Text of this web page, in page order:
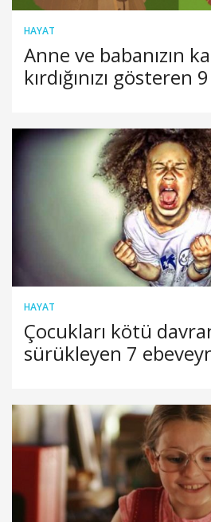
HAYAT
Anne ve babanızın
kırdığınızı gösteren
HAYAT
Çocukları kötü
sürükleyen 7